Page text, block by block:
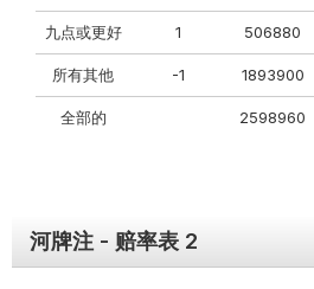
九点或更好 1 506880
所有其他 -1 1893900
全部的 2598960
河牌注 - 赔率表 2